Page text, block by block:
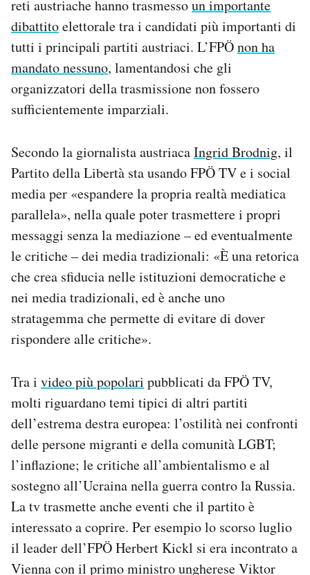
reti austriache hanno trasmessoun importante
dibattitoelettorale tra i candidati più importanti di
tutti i principali partiti austriaci. L’FPÖnon ha
mandato nessuno, lamentandosi che gli
organizzatori della trasmissione non fossero
sufficientemente imparziali.
Secondo la giornalista austriacaIngrid Brodnig, il
Partito della Libertà sta usando FPÖ TV e i social
media per «espandere la propria realtà mediatica
parallela», nella quale poter trasmettere i propri
messaggi senza la mediazione – ed eventualmente
le critiche – dei media tradizionali: «È una retorica
che crea sfiducia nelle istituzioni democratiche e
nei media tradizionali, ed è anche uno
stratagemma che permette di evitare di dover
rispondere alle critiche».
Tra i video più popolari pubblicati da FPÖ TV,
molti riguardano temi tipici di altri partiti
dell’estrema destra europea: l’ostilità nei confronti
delle persone migranti e della comunità LGBT;
l’inflazione; le critiche all’ambientalismo e al
sostegno all’Ucraina nella guerra contro la Russia.
La tv trasmette anche eventi che il partito è
interessato a coprire. Per esempio lo scorso luglio
il leader dell’FPÖ Herbert Kickl si era incontrato a
Vienna con il primo ministro ungherese Viktor